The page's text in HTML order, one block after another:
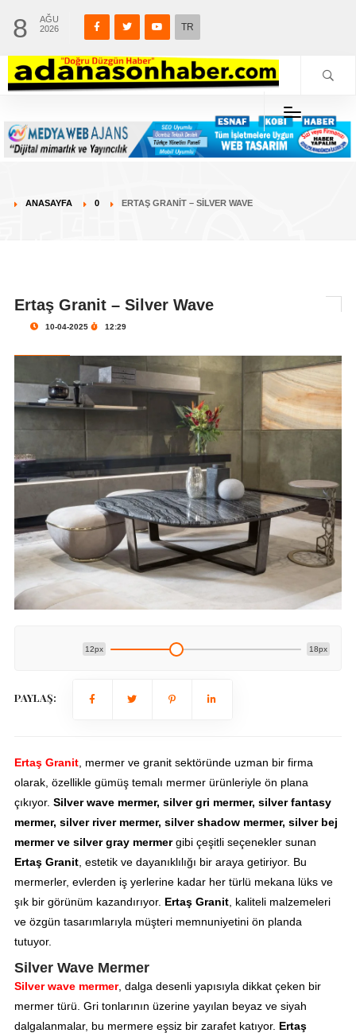
8
AĞU
2026
TR
ANASAYFA 0 ERTAŞ GRANIT – SILVER WAVE
Ertaş Granit – Silver Wave
10-04-2025 12:29
12px 18px
PAYLAŞ:
Ertaş Granit, mermer ve granit sektöründe uzman bir firma
olarak, özellikle gümüş temalı mermer ürünleriyle ön plana
çıkıyor. Silver wave mermer, silver gri mermer, silver fantasy
mermer, silver river mermer, silver shadow mermer, silver bej
mermer ve silver gray mermergibi çeşitli seçenekler sunan
Ertaş Granit, estetik ve dayanıklılığı bir araya getiriyor. Bu
mermerler, evlerden iş yerlerine kadar her türlü mekana lüks ve
şık bir görünüm kazandırıyor. Ertaş Granit, kaliteli malzemeleri
ve özgün tasarımlarıyla müşteri memnuniyetini ön planda
tutuyor.
Silver Wave Mermer
Silver wave mermer, dalga desenli yapısıyla dikkat çeken bir
mermer türü. Gri tonlarının üzerine yayılan beyaz ve siyah
dalgalanmalar, bu mermere eşsiz bir zarafet katıyor. Ertaş